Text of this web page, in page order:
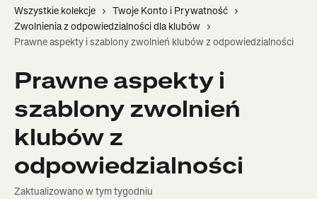
Wszystkie kolekcje
Twoje Konto i Prywatność
Zwolnienia z odpowiedzialności dla klubów
Prawne aspekty i szablony zwolnień klubów z odpowiedzialności
Prawne aspekty i
szablony zwolnień
klubów z
odpowiedzialności
Zaktualizowano w tym tygodniu